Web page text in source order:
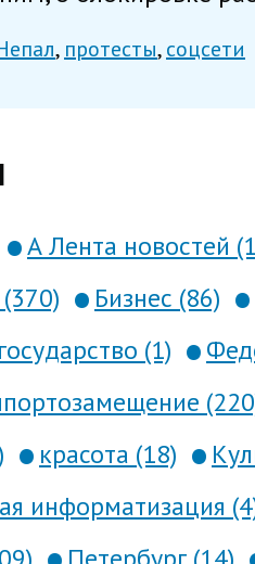
протесты соцсети
А Лента новостей
Бизнес (86)
(1)
красота (18)
информатизация